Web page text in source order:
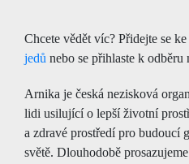
Chcete vědět víc? Přidejte se
jedů nebo se přihlaste k odběru
Arnika je česká nezisková
lidi usilující o lepší životní
a zdravé prostředí pro budoucí
světě. Dlouhodobě